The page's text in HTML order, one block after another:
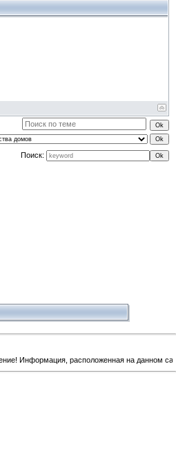
Поиск:
расположенная на данном сайте,